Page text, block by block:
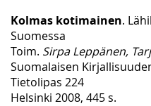
Kolmas kotimainen.
Suomessa
Toim. Sirpa Leppänen,
Suomalaisen
Tietolipas 224
Helsinki 2008, 445 s.